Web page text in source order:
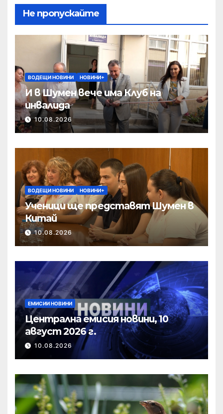
Не пропускайте
ВОДЕЩИ НОВИНИ НОВИНИ+
И в Шумен вече има Клуб на
инвалида
10.08.2026
ВОДЕЩИ НОВИНИ НОВИНИ+
Ученици ще представят Шумен в
Китай
10.08.2026
ЕМИСИИ НОВИНИ
Централна емисия новини, 10
август 2026 г.
10.08.2026